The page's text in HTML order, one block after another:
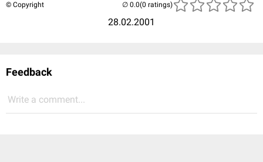
© Copyright
28.02.2001
(0 ratings)
Feedback
Write a comment...